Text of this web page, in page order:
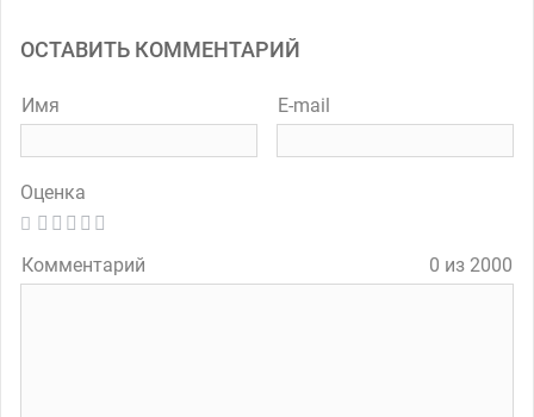
ОСТАВИТЬ КОММЕНТАРИЙ
Имя E-mail
Оценка
Комментарий 0 из 2000